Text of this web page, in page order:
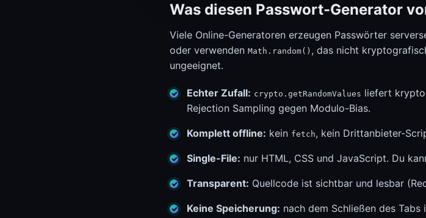
Was diesen Passwort-Generator
Viele Online-Generatoren erzeugen Passwörter
oder verwenden Math.random() , das nicht
ungeeignet.
Echter Zufall: crypto.getRandomValues liefert
Rejection Sampling gegen Modulo-Bias.
Komplett offline: kein fetch, kein Drittanbieter-
Single-File: nur HTML, CSS und JavaScript. Du
Transparent: Quellcode ist sichtbar und lesbar
Keine Speicherung: nach dem Schließen des